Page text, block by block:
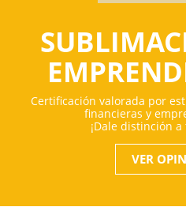
Certificación valorada por
financieras y
¡Dale distinción
VER